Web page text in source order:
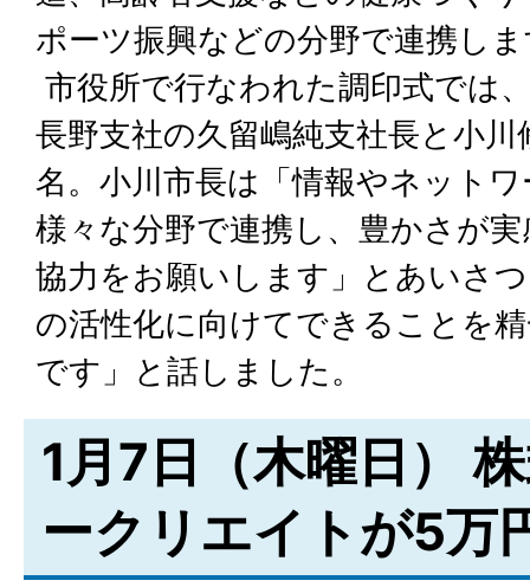
ポーツ振興などの分野で連携し
市役所で行なわれた調印式では
長野支社の久留嶋純支社長と小
名。小川市長は「情報やネット
様々な分野で連携し、豊かさが
協力をお願いします」とあいさ
の活性化に向けてできることを
です」と話しました。
1月7日（木曜日）
ークリエイトが5万